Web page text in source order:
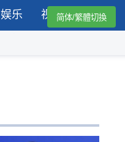
娱乐 视频简体/繁體切換